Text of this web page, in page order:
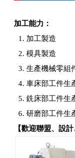
加工能力：
加工製造
模具製造
生產機械零組
車床部工件生
銑床部工件生
研磨部工件生
【歡迎聯盟、設